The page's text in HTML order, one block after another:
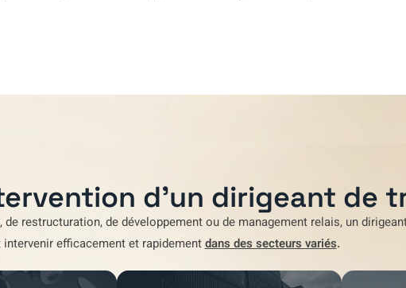
d'un dirigeant de
,de restructuration,de développementou de management relais, un
efficacement et rapidementdans des secteurs variés.